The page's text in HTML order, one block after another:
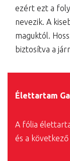
ezért ezt a
nevezik. A
maguktól.
biztosítva a
Élettartam
A fólia
és a